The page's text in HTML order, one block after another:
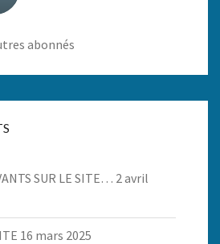
abonnés
SUR LE SITE… 2 avril
16 mars 2025